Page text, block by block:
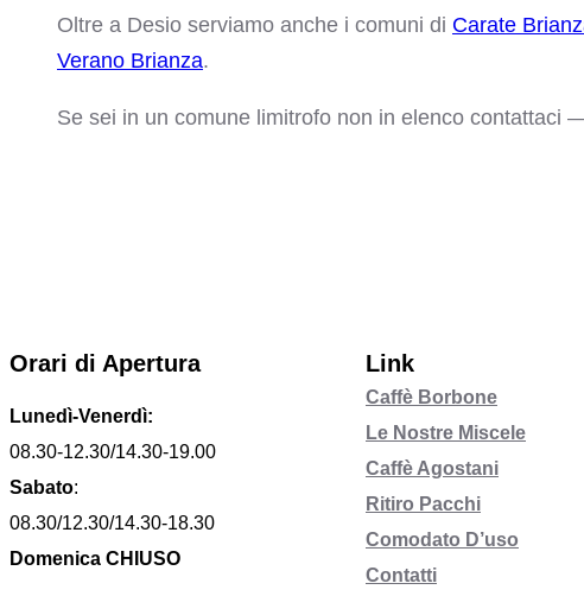
Oltre a Desio serviamo anche i comuni di Carate
Verano Brianza.
Se sei in un comune limitrofo non in elenco contattaci
Orari di Apertura
Lunedì-Venerdì:
08.30-12.30/14.30-19.00
Sabato:
08.30/12.30/14.30-18.30
Domenica CHIUSO
Link
Caffè Borbone
Le Nostre Miscele
Caffè Agostani
Ritiro Pacchi
Comodato D’uso
Contatti